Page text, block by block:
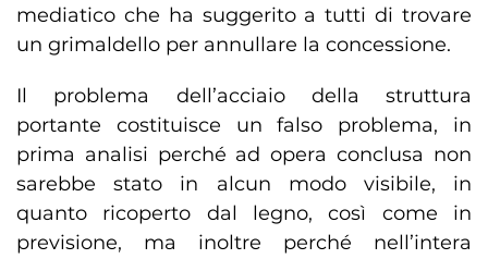
mediatico che ha suggerito a tutti di trovare
un grimaldello per annullare la concessione.
Il problema dell’acciaio della struttura
portante costituisce un falso problema, in
prima analisi perché ad opera conclusa non
sarebbe stato in alcun modo visibile, in
quanto ricoperto dal legno, così come in
previsione, ma inoltre perché nell’intera